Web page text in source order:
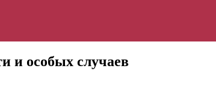
и особых случаев